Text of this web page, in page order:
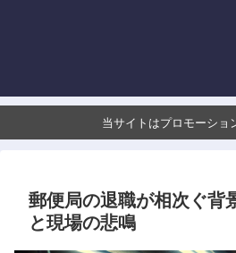
当サイトはプロモーショ
郵便局の退職が相次ぐ背
と現場の悲鳴